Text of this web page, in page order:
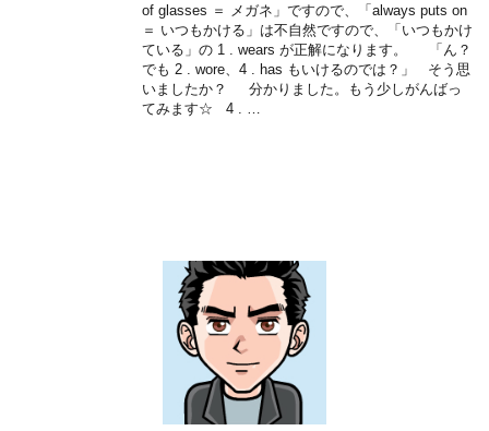
of glasses ＝ メガネ」ですので、「always puts on
＝ いつもかける」は不自然ですので、「いつもかけ
ている」の 1 . wears が正解になります。 「ん？
でも 2 . wore、4 . has もいけるのでは？」 そう思
いましたか？ 分かりました。もう少しがんばっ
てみます☆ 4 . …